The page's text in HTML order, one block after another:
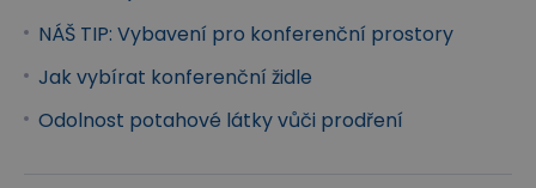
NÁŠ TIP: Vybavení pro konferenční prostory
Jak vybírat konferenční židle
Odolnost potahové látky vůči prodření